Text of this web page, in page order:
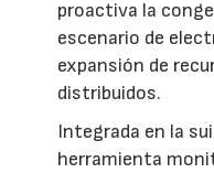
proactiva la
escenario de
expansión de
distribuidos.
Integrada en la
herramienta